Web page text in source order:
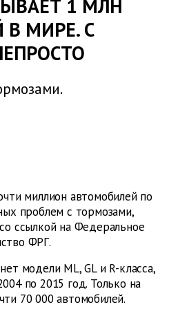
1 МЛН
МИРЕ. С
миллион автомобилей по
проблем с тормозами,
ссылкой на Федеральное
ФРГ.
модели ML, GL и R-класса,
по 2015 год. Только на
70 000 автомобилей.